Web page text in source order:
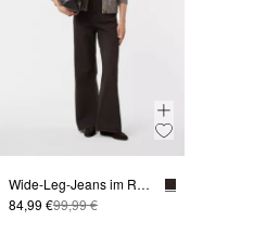
Wide-Leg-Jeans im Relaxed Fit
84,99 €99,99 €